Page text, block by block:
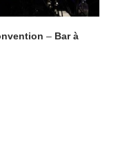
– Bar à